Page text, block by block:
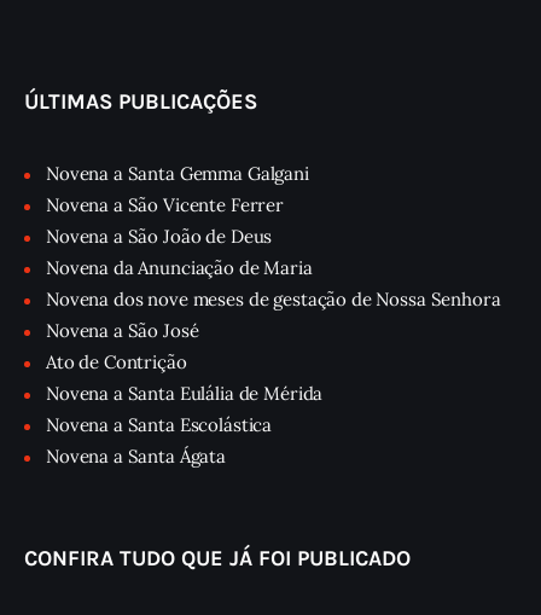
ÚLTIMAS PUBLICAÇÕES
Novena a Santa Gemma Galgani
Novena a São Vicente Ferrer
Novena a São João de Deus
Novena da Anunciação de Maria
Novena dos nove meses de gestação de Nossa Senhora
Novena a São José
Ato de Contrição
Novena a Santa Eulália de Mérida
Novena a Santa Escolástica
Novena a Santa Ágata
CONFIRA TUDO QUE JÁ FOI PUBLICADO